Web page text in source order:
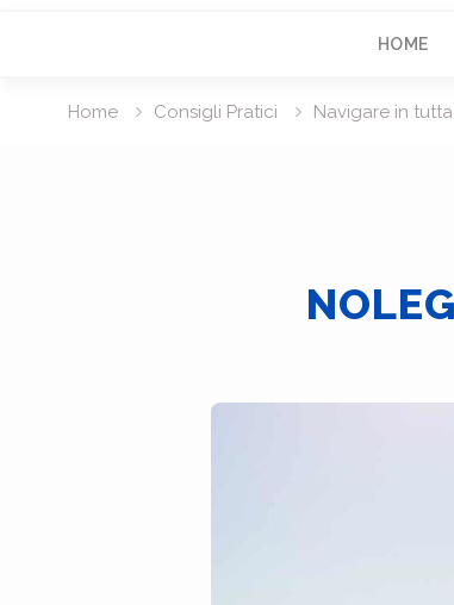
HOME
Home Consigli Pratici Navigare in